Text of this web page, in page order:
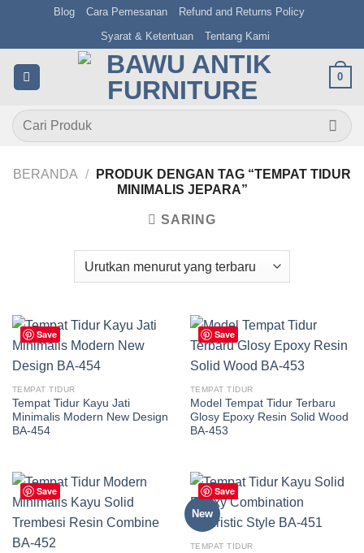
content
Blog Cara Pemesanan
Refund and Returns Policy
Syarat & Ketentuan
Tentang Kami
0
Pencarian
untuk:
BERANDA /
PRODUK DENGAN TAG “TEMPAT TIDUR
MINIMALIS JEPARA”
SARING
Save
TEMPAT TIDUR
Tempat Tidur Kayu Jati
Minimalis Modern New Design
BA-454
Save
TEMPAT TIDUR
Model Tempat Tidur Terbaru
Glosy Epoxy Resin Solid Wood
BA-453
Save
Save
New
TEMPAT TIDUR